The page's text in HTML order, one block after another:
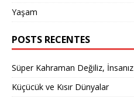
Yaşam
POSTS RECENTES
Süper Kahraman Değiliz, İnsanız
Küçücük ve Kısır Dünyalar